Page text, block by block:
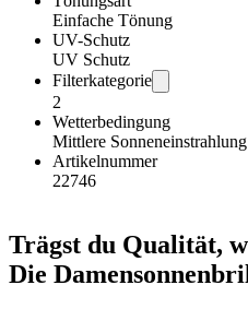
Einfache Tönung
UV-Schutz
UV Schutz
Filterkategorie
2
Wetterbedingung
Mittlere
Artikelnummer
22746
Trägst du Qualität,
Die